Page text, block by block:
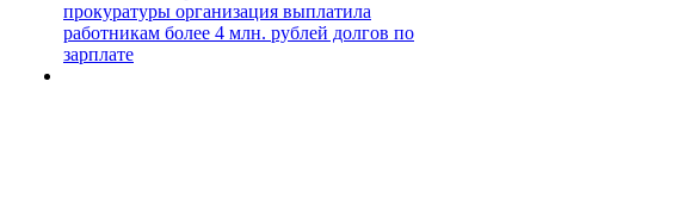
прокуратуры организация выплатила
работникам более 4 млн. рублей долгов по
зарплате